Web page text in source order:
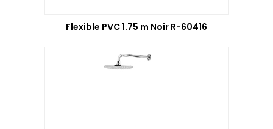
Flexible PVC 1.75 m Noir R-60416